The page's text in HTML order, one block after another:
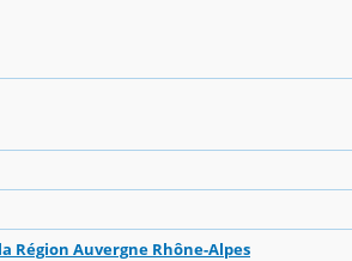
Région Auvergne Rhône-Alpes